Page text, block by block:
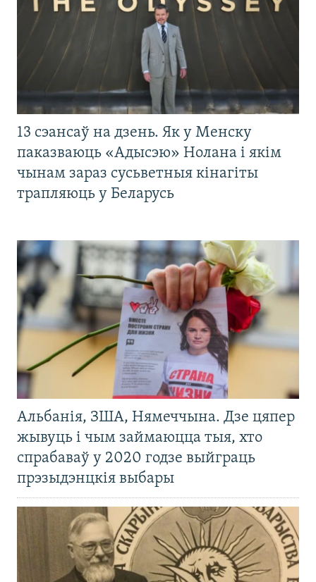
13 сэансаў на дзень. Як у Менску
паказваюць «Адысэю» Нолана і якім
чынам зараз сусьветныя кінагіты
трапляюць у Беларусь
Альбанія, ЗША, Нямеччына. Дзе цяпер
жывуць і чым займаюцца тыя, хто
спрабаваў у 2020 годзе выйграць
прэзыдэнцкія выбары